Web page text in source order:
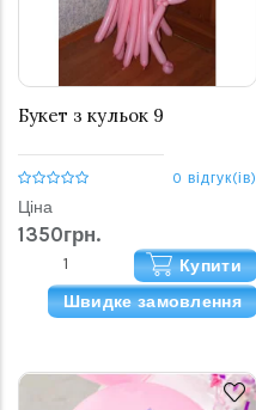
Букет з кульок 9
0 відгук(ів)
Ціна
1350грн.
Купити
Швидке замовлення